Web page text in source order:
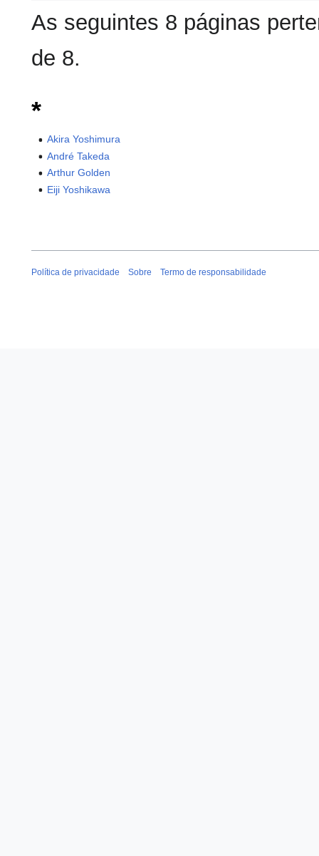
As seguintes 8 páginas
de 8.
*
Akira Yoshimura
André Takeda
Arthur Golden
Eiji Yoshikawa
Política de privacidade Sobre Termo de responsabilidade